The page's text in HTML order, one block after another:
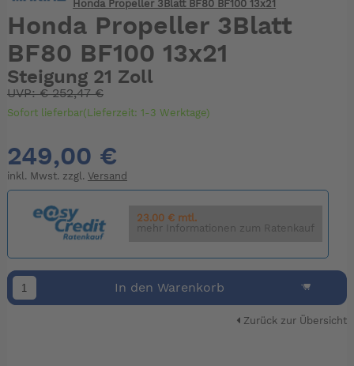
Honda Propeller 3Blatt BF80 BF100 13x21
Honda Propeller 3Blatt
BF80 BF100 13x21
Steigung 21 Zoll
UVP:€252,47 €
Sofort lieferbar(Lieferzeit: 1-3 Werktage)
249,00 €
inkl. Mwst. zzgl. Versand
23.00 € mtl.
mehr Informationen zum Ratenkauf
In den Warenkorb
Zurück zur Übersicht